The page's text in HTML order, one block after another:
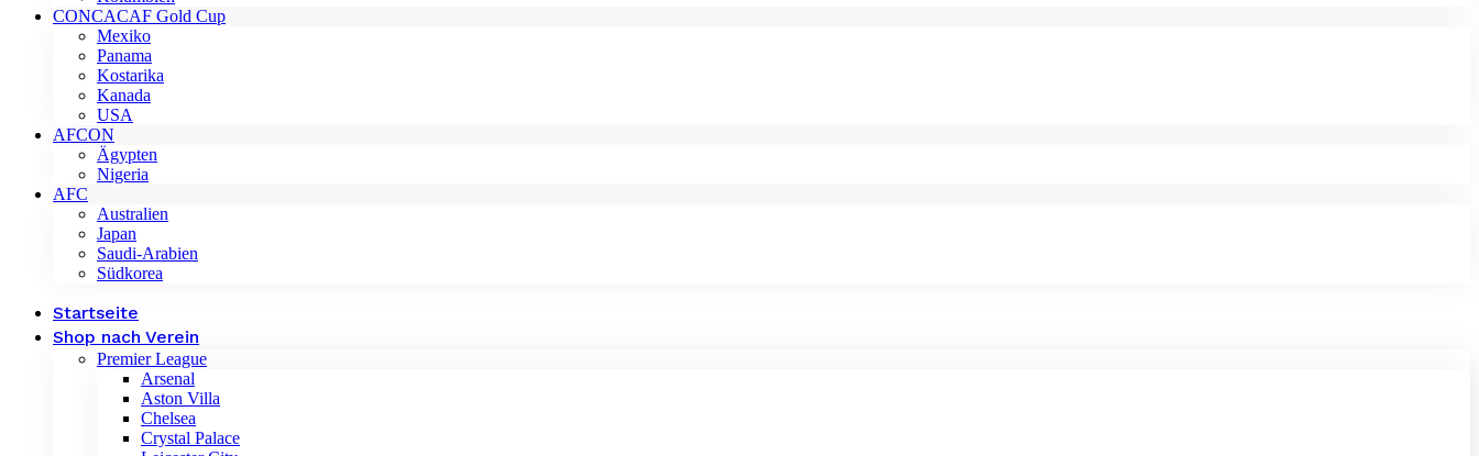
CONCACAF Gold Cup
Mexiko
Panama
Kostarika
Kanada
USA
AFCON
Ägypten
Nigeria
AFC
Australien
Japan
Saudi-Arabien
Südkorea
Startseite
Shop nach Verein
Premier League
Arsenal
Aston Villa
Chelsea
Crystal Palace